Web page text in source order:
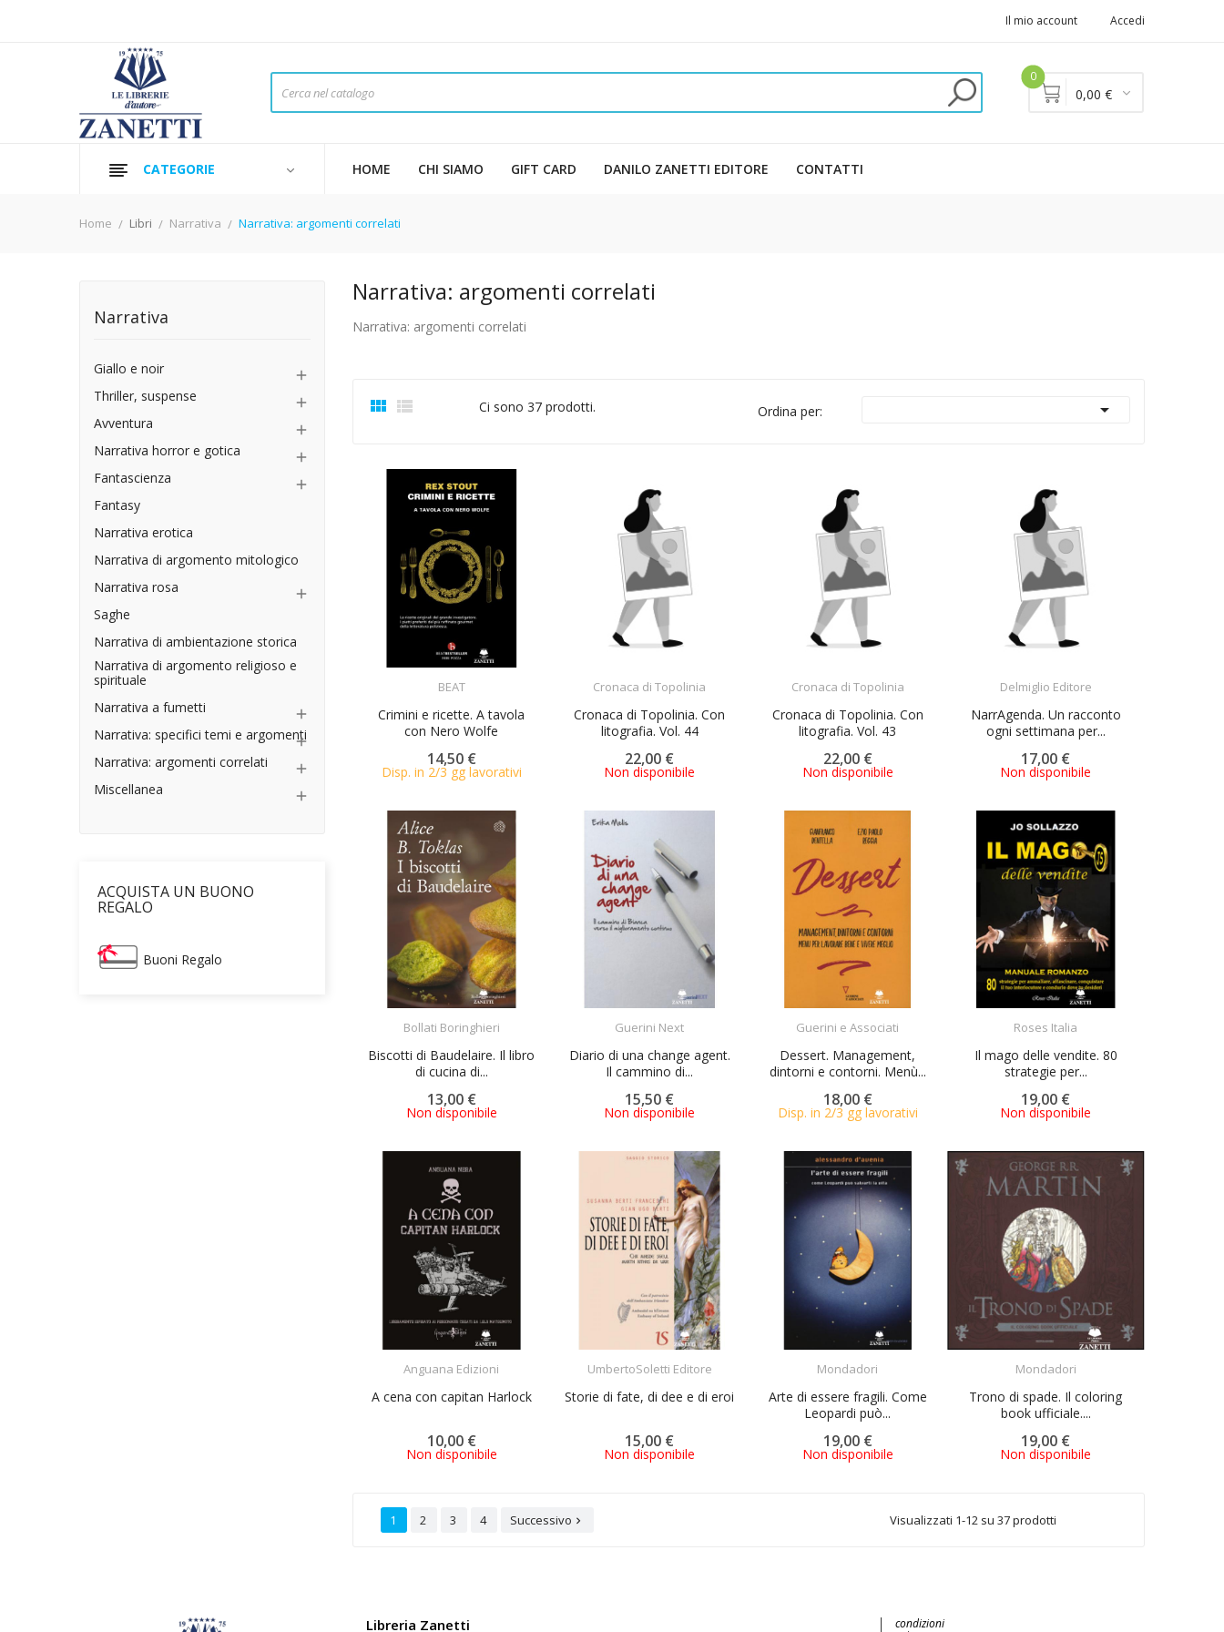
Il mio account Accedi
0
0,00 €
CATEGORIE HOME CHI SIAMO GIFT CARD DANILO ZANETTI EDITORE CONTATTI
Home Libri Narrativa Narrativa: argomenti correlati
Narrativa
Giallo e noir 
Thriller, suspense 
Avventura 
Narrativa horror e gotica 
Fantascienza 
Fantasy
Narrativa erotica
Narrativa di argomento mitologico
Narrativa rosa

Saghe
Narrativa di ambientazione storica
Narrativa di argomento religioso e
spirituale
Narrativa a fumetti

Narrativa: specifici temi e argomenti

Narrativa: argomenti correlati 
Miscellanea 
ACQUISTA UN BUONO
REGALO
Buoni Regalo
Narrativa: argomenti correlati
Narrativa: argomenti correlati
  Ci sono 37 prodotti. Ordina per: 
BEAT
Crimini e ricette. A tavola
con Nero Wolfe
14,50 €
Disp. in 2/3 gg lavorativi
Cronaca di Topolinia
Cronaca di Topolinia. Con
litografia. Vol. 44
22,00 €
Non disponibile
Cronaca di Topolinia
Cronaca di Topolinia. Con
litografia. Vol. 43
22,00 €
Non disponibile
Delmiglio Editore
NarrAgenda. Un racconto
ogni settimana per...
17,00 €
Non disponibile
Bollati Boringhieri
Biscotti di Baudelaire. Il libro
di cucina di...
13,00 €
Non disponibile
Guerini Next
Diario di una change agent.
Il cammino di...
15,50 €
Non disponibile
Guerini e Associati
Dessert. Management,
dintorni e contorni. Menù...
18,00 €
Disp. in 2/3 gg lavorativi
Roses Italia
Il mago delle vendite. 80
strategie per...
19,00 €
Non disponibile
Anguana Edizioni
A cena con capitan Harlock
10,00 €
Non disponibile
UmbertoSoletti Editore
Storie di fate, di dee e di eroi
15,00 €
Non disponibile
Mondadori
Arte di essere fragili. Come
Leopardi può...
19,00 €
Non disponibile
Mondadori
Trono di spade. Il coloring
book ufficiale....
19,00 €
Non disponibile
1 2 3 4 Successivo  Visualizzati 1-12 su 37 prodotti
Libreria Zanetti
condizioni